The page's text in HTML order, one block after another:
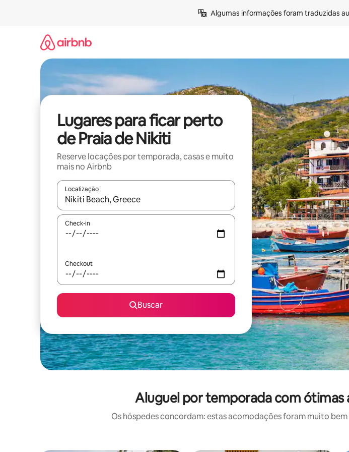
Algumas informações foram traduzidas
Lugares para ficar perto
de Praia de Nikiti
Reserve locações por temporada, casas e muito
mais no Airbnb
Localização
Quando os resultados estiverem disponíveis, explore-os usando as seta para cima e
Check-in
Checkout
Buscar
Aluguel por temporada com ótimas
Os hóspedes concordam: estas acomodações foram muito